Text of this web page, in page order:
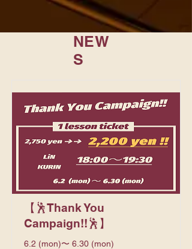
NEW
S
【🕺Thank You
Campaign!!🕺】
6.2 (mon)〜 6.30 (mon)